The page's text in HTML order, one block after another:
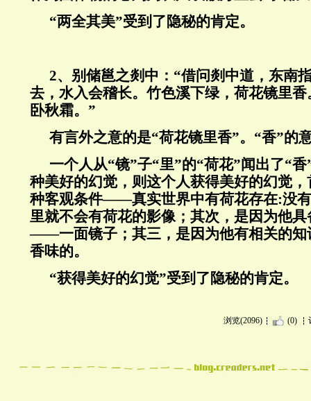
“两全其美”受到了隐秘的肯定。
2、别储邕之剡中：“借问剡中道，东南
去，水入会稽长。竹色溪下绿，荷花镜里
卧秋霜。”
有言外之意的是“荷花镜里香”。“香”的
一个人从“镜”子“里”的“荷花”闻出了“
种美好的幻觉，则这个人获得美好的幻觉
种客观条件——真实世界中有荷花存在:没
里就不会有荷花的影像；其次，是因为他
——一面镜子；其三，是因为他有相关的
香味的。
“获得美好的幻觉”受到了隐秘的肯定。
浏览(2096) (0)